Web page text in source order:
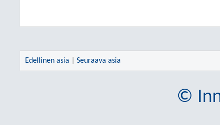
Edellinen asia Seuraava asia
©